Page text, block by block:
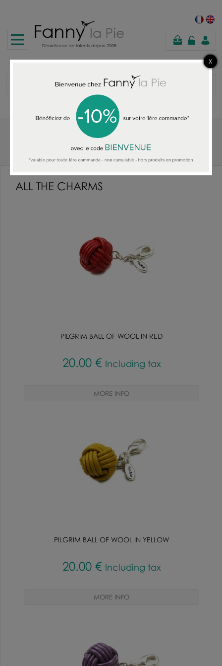
shopping
cart
Home ALL THE CHARMS
ALL THE CHARMS
PILGRIM BALL OF WOOL IN RED
20.00 € Including tax
PILGRIM BALL OF WOOL IN YELLOW
20.00 € Including tax